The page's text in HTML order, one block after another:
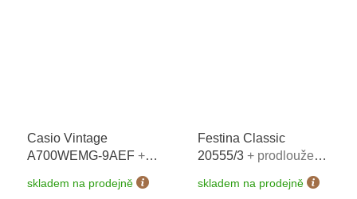
Casio Vintage
A700WEMG-9AEF +
možnost výměny do 90
dní + doprava zdarma
skladem na prodejně
Festina Classic
20555/3 + prodloužená
záruka 5 let + 5 let na
výměnu baterie zdarma
skladem na prodejně